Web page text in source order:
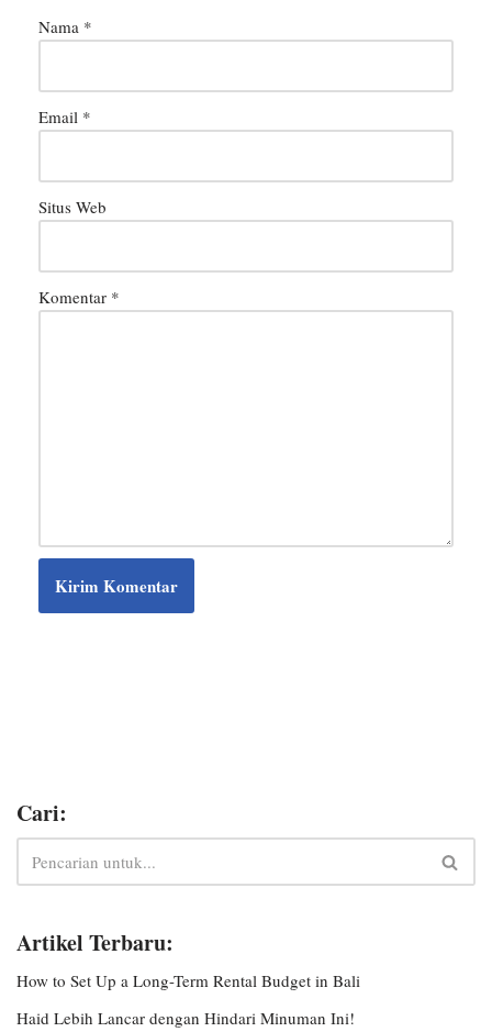
Nama *
Email *
Situs Web
Komentar *
Cari:
Artikel Terbaru:
How to Set Up a Long-Term Rental Budget in Bali
Haid Lebih Lancar dengan Hindari Minuman Ini!